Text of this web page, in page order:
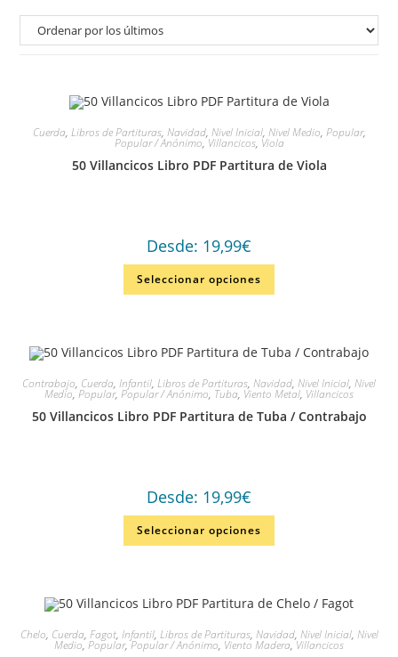
Cuerda, Libros de Partituras, Navidad, Nivel Inicial, Nivel Medio, Popular,
Popular / Anónimo,Villancicos, Viola
50 Villancicos Libro PDF Partitura de Viola
Desde: 19,99€
Seleccionar opciones
Contrabajo, Cuerda, Infantil, Libros de Partituras, Navidad, Nivel Inicial, Nivel
Medio,Popular, Popular / Anónimo, Tuba, Viento Metal, Villancicos
50 Villancicos Libro PDF Partitura de Tuba / Contrabajo
Desde: 19,99€
Seleccionar opciones
Chelo, Cuerda, Fagot, Infantil, Libros de Partituras, Navidad, Nivel Inicial, Nivel
Medio,Popular,Popular / Anónimo, Viento Madera,Villancicos